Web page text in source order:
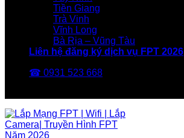
Tiền Giang
Trà Vinh
Vĩnh Long
Bà Rịa – Vũng Tàu
Liên hệ đăng ký dịch vụ FPT 2026
☎ 0931 523 668